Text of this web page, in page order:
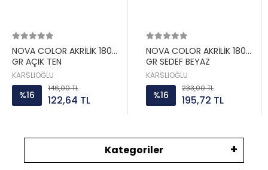
NOVA COLOR AKRİLİK 180
GR AÇIK TEN
KARSLIOĞLU
%16
146,00 TL
122,64 TL
NOVA COLOR AKRİLİK 180
GR SEDEF BEYAZ
KARSLIOĞLU
%16
233,00 TL
195,72 TL
Kategoriler